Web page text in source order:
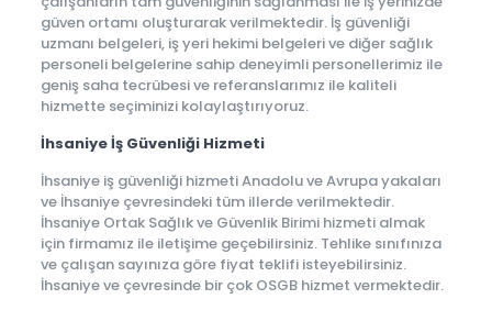
güven ortamı oluşturarak verilmektedir. İş güvenliği
uzmanı belgeleri, iş yeri hekimi belgeleri ve diğer sağlık
personeli belgelerine sahip deneyimli personellerimiz ile
geniş saha tecrübesi ve referanslarımız ile kaliteli
hizmette seçiminizi kolaylaştırıyoruz.
İhsaniye İş Güvenliği Hizmeti
İhsaniye iş güvenliği hizmeti Anadolu ve Avrupa yakaları
ve İhsaniye çevresindeki tüm illerde verilmektedir.
İhsaniye Ortak Sağlık ve Güvenlik Birimi hizmeti almak
için firmamız ile iletişime geçebilirsiniz. Tehlike sınıfınıza
ve çalışan sayınıza göre fiyat teklifi isteyebilirsiniz.
İhsaniye ve çevresinde bir çok OSGB hizmet vermektedir.